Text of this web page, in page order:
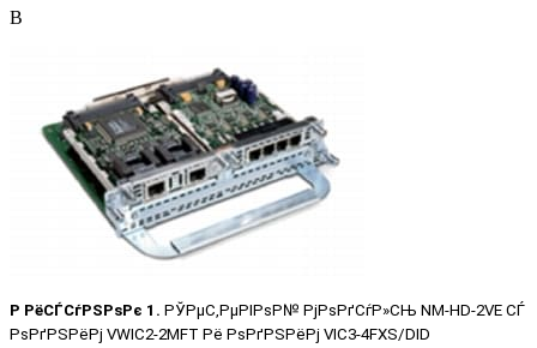
В
Р РёСЃСѓРЅРѕРє 1. РЎРµС‚РµРІРѕР№ РјРѕРґСѓР»СЊ NM-HD-2VE СЃ
РѕРґРЅРёРј VWIC2-2MFT Рё РѕРґРЅРёРј VIC3-4FXS/DID